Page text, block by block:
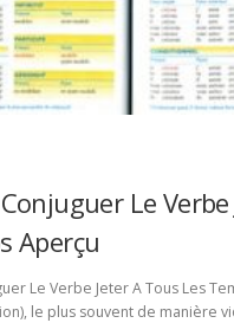
Le Verbe
Aperçu
Le Verbe Jeter A Tous Les
le plus souvent de manière